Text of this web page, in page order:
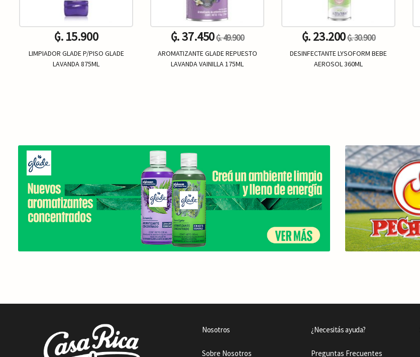
₲. 15.900
LIMPIADOR GLADE P/PISO GLADE
LAVANDA 875ML
₲. 37.450₲. 49.900
AROMATIZANTE GLADE REPUESTO
LAVANDA VAINILLA 175ML
₲. 23.200₲. 30.900
DESINFECTANTE LYSOFORM BEBE
AEROSOL 360ML
Nosotros
Sobre Nosotros
¿Necesitás ayuda?
Preguntas Frecuentes